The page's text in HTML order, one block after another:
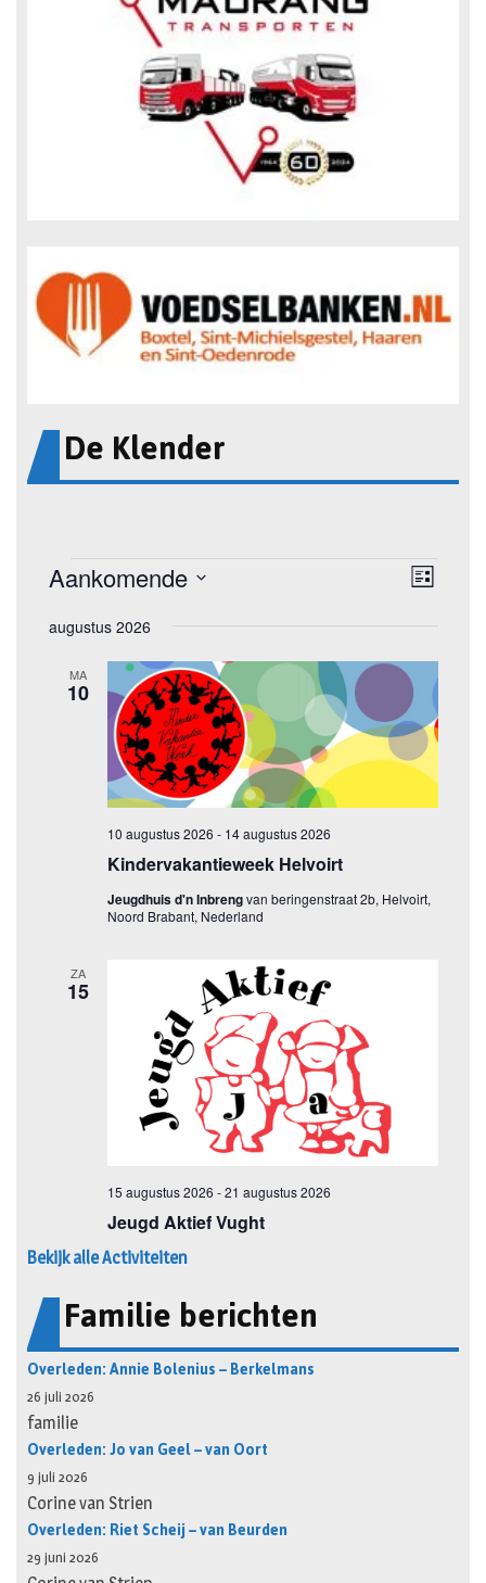
De Klender
Bekijk alle Activiteiten
Familie berichten
Overleden: Annie Bolenius – Berkelmans
26 juli 2026
familie
Overleden: Jo van Geel – van Oort
9 juli 2026
Corine van Strien
Overleden: Riet Scheij – van Beurden
29 juni 2026